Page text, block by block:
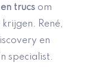
trucs om
René,
en
specialist.